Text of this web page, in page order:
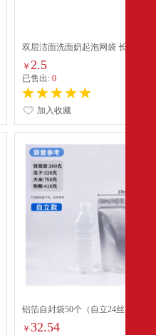
双层洁面洗面奶起泡网袋 长15cm 宽
￥ 2.5
已售出:0
加入收藏
铝箔自封袋50个（自立24丝
￥32.54